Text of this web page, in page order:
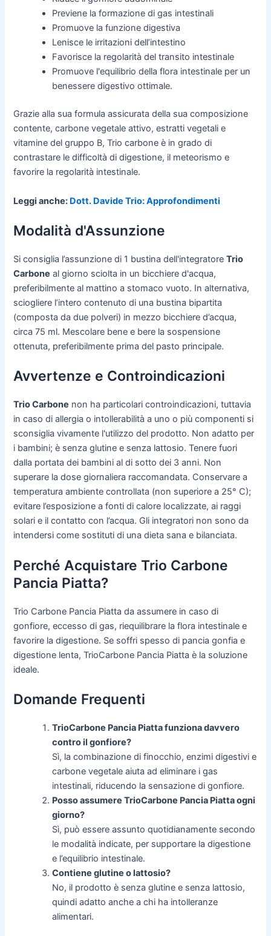
Previene la formazione di gas intestinali
Promuove la funzione digestiva
Lenisce le irritazioni dell’intestino
Favorisce la regolarità del transito intestinale
Promuove l'equilibrio della flora intestinale per un
benessere digestivo ottimale.
Grazie alla sua formula assicurata della sua composizione
contente, carbone vegetale attivo, estratti vegetali e
vitamine del gruppo B, Trio carbone è in grado di
contrastare le difficoltà di digestione, il meteorismo e
favorire la regolarità intestinale.
Leggi anche: Dott. Davide Trio: Approfondimenti
Modalità d'Assunzione
Si consiglia l’assunzione di 1 bustina dell'integratoreTrio
Carbone al giorno sciolta in un bicchiere d'acqua,
preferibilmente al mattino a stomaco vuoto. In alternativa,
sciogliere l’intero contenuto di una bustina bipartita
(composta da due polveri) in mezzo bicchiere d’acqua,
circa 75 ml. Mescolare bene e bere la sospensione
ottenuta, preferibilmente prima del pasto principale.
Avvertenze e Controindicazioni
Trio Carbone non ha particolari controindicazioni, tuttavia
in caso di allergia o intollerabilità a uno o più componenti si
sconsiglia vivamente l'utilizzo del prodotto. Non adatto per
i bambini; è senza glutine e senza lattosio. Tenere fuori
dalla portata dei bambini al di sotto dei 3 anni. Non
superare la dose giornaliera raccomandata. Conservare a
temperatura ambiente controllata (non superiore a 25° C);
evitare l’esposizione a fonti di calore localizzate, ai raggi
solari e il contatto con l’acqua. Gli integratori non sono da
intendersi come sostituti di una dieta sana e bilanciata.
Perché Acquistare Trio Carbone
Pancia Piatta?
Trio Carbone Pancia Piatta da assumere in caso di
gonfiore, eccesso di gas, riequilibrare la flora intestinale e
favorire la digestione. Se soffri spesso di pancia gonfia e
digestione lenta, TrioCarbone Pancia Piatta è la soluzione
ideale.
Domande Frequenti
TrioCarbone Pancia Piatta funziona davvero
contro il gonfiore?
Sì, la combinazione di finocchio, enzimi digestivi e
carbone vegetale aiuta ad eliminare i gas
intestinali, riducendo la sensazione di gonfiore.
Posso assumere TrioCarbone Pancia Piatta ogni
giorno?
Sì, può essere assunto quotidianamente secondo
le modalità indicate, per supportare la digestione
e l’equilibrio intestinale.
Contiene glutine o lattosio?
No, il prodotto è senza glutine e senza lattosio,
quindi adatto anche a chi ha intolleranze
alimentari.